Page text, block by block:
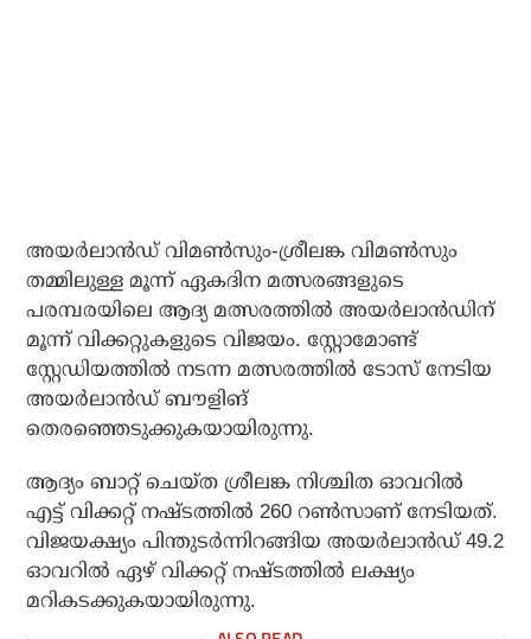
അയര്‍ലാന്‍ഡ് വിമണ്‍സും-ശ്രീലങ്ക വിമണ്‍സും
തമ്മിലുള്ള മൂന്ന് ഏകദിന മത്സരങ്ങളുടെ
പരമ്പരയിലെ ആദ്യ മത്സരത്തില്‍ അയര്‍ലാന്‍ഡിന്
മൂന്ന് വിക്കറ്റുകളുടെ വിജയം. സ്റ്റോമോണ്ട്
സ്റ്റേഡിയത്തില്‍ നടന്ന മത്സരത്തില്‍ ടോസ് നേടിയ
അയര്‍ലാന്‍ഡ് ബൗളിങ്
തെരഞ്ഞെടുക്കുകയായിരുന്നു.
ആദ്യം ബാറ്റ് ചെയ്ത ശ്രീലങ്ക നിശ്ചിത ഓവറില്‍
എട്ട് വിക്കറ്റ് നഷ്ടത്തില്‍ 260 റണ്‍സാണ് നേടിയത്.
വിജയക്ഷ്യം പിന്തുടര്‍ന്നിറങ്ങിയ അയര്‍ലാന്‍ഡ് 49.2
ഓവറില്‍ ഏഴ് വിക്കറ്റ് നഷ്ടത്തില്‍ ലക്ഷ്യം
മറികടക്കുകയായിരുന്നു.